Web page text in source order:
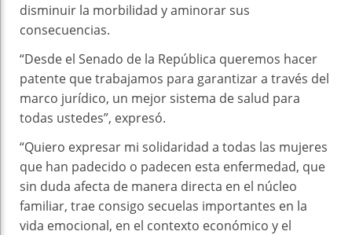
disminuir la morbilidad y aminorar sus
consecuencias.
“Desde el Senado de la República queremos hacer
patente que trabajamos para garantizar a través del
marco jurídico, un mejor sistema de salud para
todas ustedes”, expresó.
“Quiero expresar mi solidaridad a todas las mujeres
que han padecido o padecen esta enfermedad, que
sin duda afecta de manera directa en el núcleo
familiar, trae consigo secuelas importantes en la
vida emocional, en el contexto económico y el